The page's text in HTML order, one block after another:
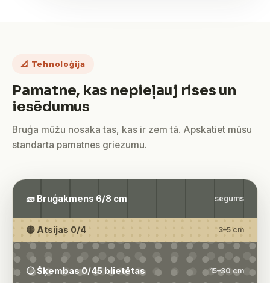
📐 Tehnoloģija
Pamatne, kas nepieļauj rises un
iesēdumus
Bruģa mūžu nosaka tas, kas ir zem tā. Apskatiet mūsu
standarta pamatnes griezumu.
🧱 Bruģakmens 6/8 cm segums
🟡 Atsijas 0/4 3–5 cm
⚪ Šķembas 0/45 blietētas 15–30 cm